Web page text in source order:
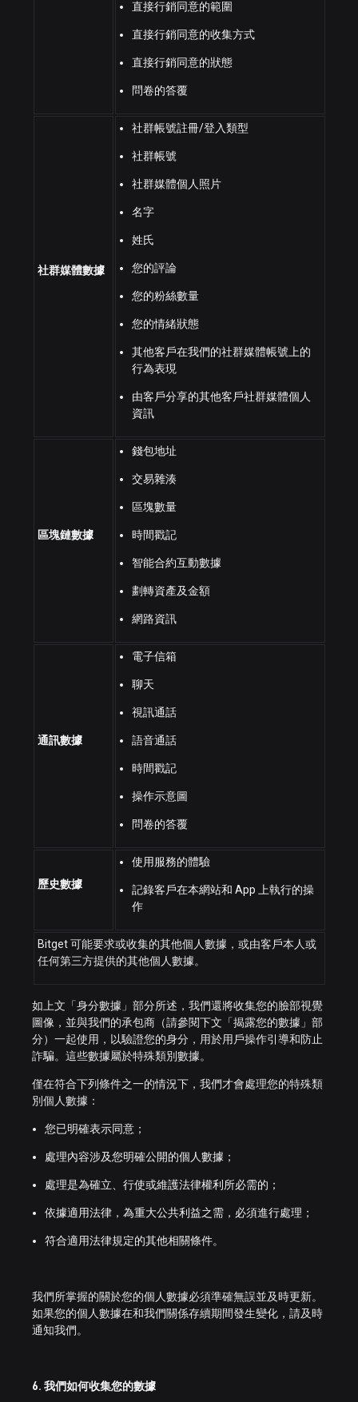
直接行銷同意的範圍
直接行銷同意的收集方式
直接行銷同意的狀態
問卷的答覆
社群媒體數據
社群帳號註冊/登入類型
社群帳號
社群媒體個人照片
名字
姓氏
您的評論
您的粉絲數量
您的情緒狀態
其他客戶在我們的社群媒體帳號上的
行為表現
由客戶分享的其他客戶社群媒體個人
資訊
區塊鏈數據
錢包地址
交易雜湊
區塊數量
時間戳記
智能合約互動數據
劃轉資產及金額
網路資訊
通訊數據
電子信箱
聊天
視訊通話
語音通話
時間戳記
操作示意圖
問卷的答覆
歷史數據
使用服務的體驗
記錄客戶在本網站和 App 上執行的操
作
Bitget 可能要求或收集的其他個人數據，或由客戶本人或
任何第三方提供的其他個人數據。
如上文「身分數據」部分所述，我們還將收集您的臉部視覺
圖像，並與我們的承包商（請參閱下文「揭露您的數據」部
分）一起使用，以驗證您的身分，用於用戶操作引導和防止
詐騙。這些數據屬於特殊類別數據。
僅在符合下列條件之一的情況下，我們才會處理您的特殊類
別個人數據：
您已明確表示同意；
處理內容涉及您明確公開的個人數據；
處理是為確立、行使或維護法律權利所必需的；
依據適用法律，為重大公共利益之需，必須進行處理；
符合適用法律規定的其他相關條件。
我們所掌握的關於您的個人數據必須準確無誤並及時更新。
如果您的個人數據在和我們關係存續期間發生變化，請及時
通知我們。
6. 我們如何收集您的數據